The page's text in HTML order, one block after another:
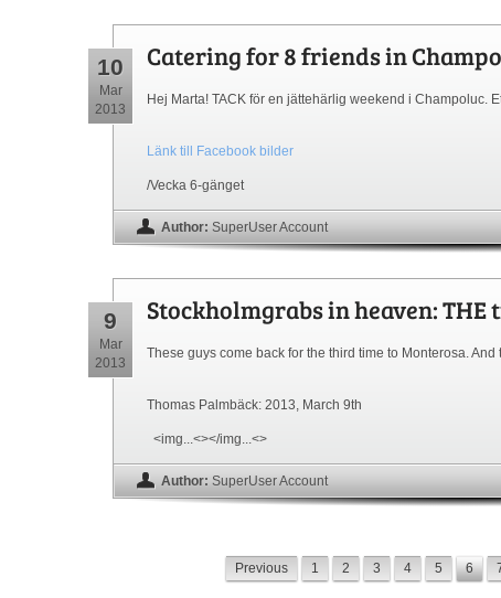
10
Mar
2013
Catering for 8 friends in
Hej Marta! TACK för en jättehärlig weekend i Champoluc.
Länk till Facebook bilder
/Vecka 6-gänget
Author: SuperUser Account
9
Mar
2013
Stockholmgrabs in heaven:
These guys come back for the third time to Monterosa. And
Thomas Palmbäck: 2013, March 9th
<img...<></img...<>
Author: SuperUser Account
Previous
1 2 3 4 5 6